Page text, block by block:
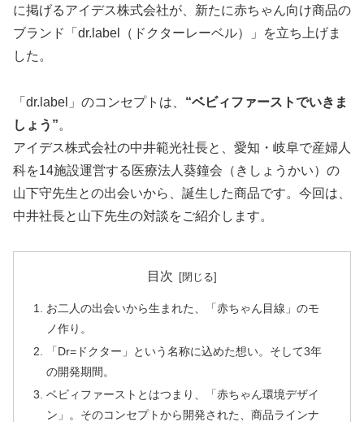
に掲げるアイデス株式会社が、新たに赤ちゃん向け商品の
ブランド「dr.label（ドクターレーベル）」を立ち上げま
した。
「dr.label」のコンセプトは、 “ベビィファーストでいきま
しょう”。
アイデス株式会社の中井範光社長と、愛知・岐阜で産婦人
科を14施設運営する医療法人葵鐘会（きしょうかい）の
山下守先生との出会いから、誕生した商品です。今回は、
中井社長と山下先生の対談をご紹介します。
目次
お二人の出会いから生まれた、「赤ちゃん目線」のモ
ノ作り。
「Dr=ドクター」という名称に込めた想い。そして3年
の開発期間。
ベビィファーストとはつまり、「赤ちゃん環境デザイ
ン」。そのコンセプトから開発された、商品ラインナ